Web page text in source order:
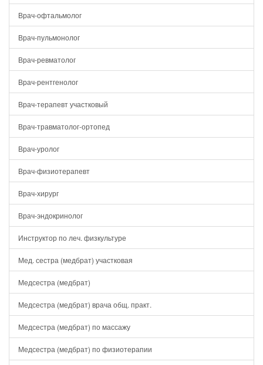
Врач-офтальмолог
Врач-пульмонолог
Врач-ревматолог
Врач-рентгенолог
Врач-терапевт участковый
Врач-травматолог-ортопед
Врач-уролог
Врач-физиотерапевт
Врач-хирург
Врач-эндокринолог
Инструктор по леч. физкультуре
Мед. сестра (медбрат) участковая
Медсестра (медбрат)
Медсестра (медбрат) врача общ. практ.
Медсестра (медбрат) по массажу
Медсестра (медбрат) по физиотерапии